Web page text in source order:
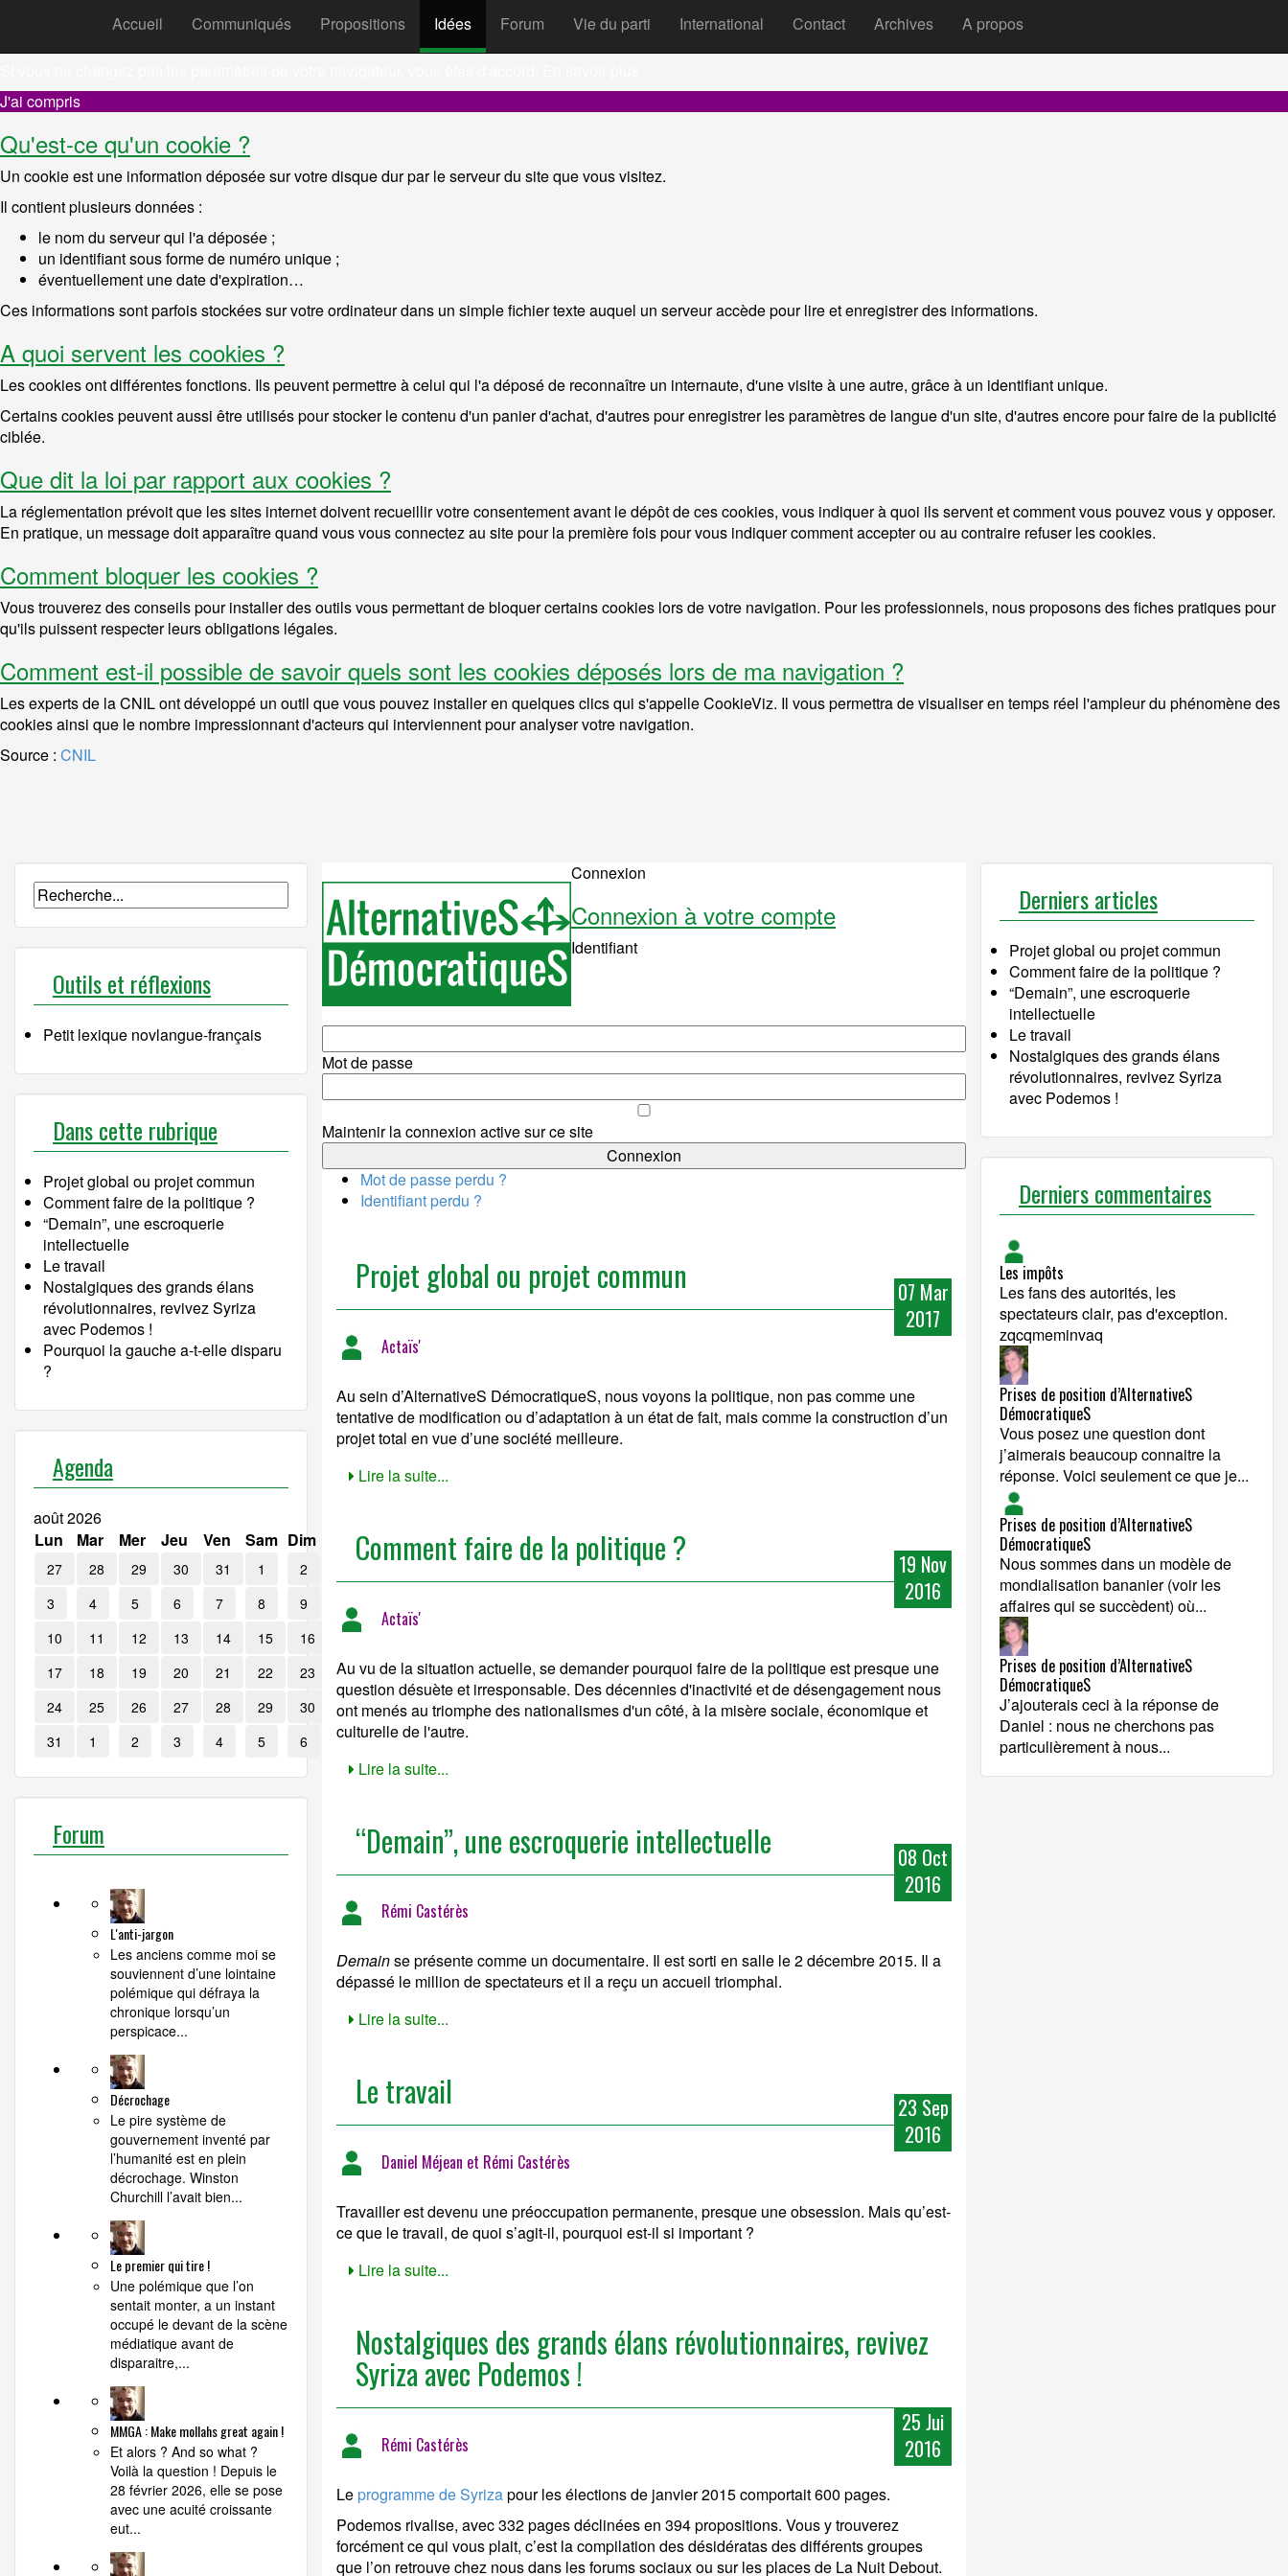
REMARQUE ! Ce site utilise des cookies et autres technologies similaires.
J'ai compris
Qu'est-ce qu'un cookie ?
Un cookie est une information déposée sur votre disque dur par le serveur du site que vous visitez.
Il contient plusieurs données :
le nom du serveur qui l'a déposée ;
un identifiant sous forme de numéro unique ;
éventuellement une date d'expiration…
Ces informations sont parfois stockées sur votre ordinateur dans un simple fichier texte auquel un serveur accède pour lire et enregistrer des informations.
A quoi servent les cookies ?
Les cookies ont différentes fonctions. Ils peuvent permettre à celui qui l'a déposé de reconnaître un internaute, d'une visite à une autre, grâce à un identifiant unique.
Certains cookies peuvent aussi être utilisés pour stocker le contenu d'un panier d'achat, d'autres pour enregistrer les paramètres de langue d'un site, d'autres encore pour faire de la publicité
ciblée.
Que dit la loi par rapport aux cookies ?
La réglementation prévoit que les sites internet doivent recueillir votre consentement avant le dépôt de ces cookies, vous indiquer à quoi ils servent et comment vous pouvez vous y opposer.
En pratique, un message doit apparaître quand vous vous connectez au site pour la première fois pour vous indiquer comment accepter ou au contraire refuser les cookies.
Comment bloquer les cookies ?
Vous trouverez des conseils pour installer des outils vous permettant de bloquer certains cookies lors de votre navigation. Pour les professionnels, nous proposons des fiches pratiques pour
qu'ils puissent respecter leurs obligations légales.
Comment est-il possible de savoir quels sont les cookies déposés lors de ma navigation ?
Les experts de la CNIL ont développé un outil que vous pouvez installer en quelques clics qui s'appelle CookieViz. Il vous permettra de visualiser en temps réel l'ampleur du phénomène des
cookies ainsi que le nombre impressionnant d'acteurs qui interviennent pour analyser votre navigation.
Source : CNIL
Accueil Communiqués Propositions Idées Forum Vie du parti International Contact Archives A propos
Outils et réflexions
Petit lexique novlangue-français
Dans cette rubrique
Projet global ou projet commun
Comment faire de la politique ?
“Demain”, une escroquerie
intellectuelle
Le travail
Nostalgiques des grands élans
révolutionnaires, revivez Syriza
avec Podemos !
Pourquoi la gauche a-t-elle disparu
?
Agenda
août 2026
Lun
Mar Mer Jeu Ven Sam Dim
27 28 29 30 31 1
2
3
4 5 6 7 8
9
10
11 12 13 14 15
16
17
18 19 20 21 22
23
24
25 26 27 28 29
30
31
1 2 3 4 5 6
Forum
L'anti-jargon
Les anciens comme moi se
souviennent d’une lointaine
polémique qui défraya la
chronique lorsqu’un
perspicace...
Décrochage
Le pire système de
gouvernement inventé par
l’humanité est en plein
décrochage. Winston
Churchill l’avait bien...
Le premier qui tire !
Une polémique que l’on
sentait monter, a un instant
occupé le devant de la scène
médiatique avant de
disparaitre,...
MMGA : Make mollahs great again !
Et alors ? And so what ?
Voilà la question ! Depuis le
28 février 2026, elle se pose
avec une acuité croissante
eut...
Connexion
Connexion à votre compte
Identifiant
Mot de passe
Maintenir la connexion active sur ce site
Mot de passe perdu ?
Identifiant perdu ?
Projet global ou projet commun
07 Mar
2017
Actaïs'
Au sein d’AlternativeS DémocratiqueS, nous voyons la politique, non pas comme une
tentative de modification ou d’adaptation à un état de fait, mais comme la construction d’un
projet total en vue d’une société meilleure.
Lire la suite...
Comment faire de la politique ?
19 Nov
2016
Actaïs'
Au vu de la situation actuelle, se demander pourquoi faire de la politique est presque une
question désuète et irresponsable. Des décennies d'inactivité et de désengagement nous
ont menés au triomphe des nationalismes d'un côté, à la misère sociale, économique et
culturelle de l'autre.
Lire la suite...
“Demain”, une escroquerie intellectuelle
08 Oct
2016
Rémi Castérès
Demainse présente comme un documentaire. Il est sorti en salle le 2 décembre 2015. Il a
dépassé le million de spectateurs et il a reçu un accueil triomphal.
Lire la suite...
Le travail
23 Sep
2016
Daniel Méjean et Rémi Castérès
Travailler est devenu une préoccupation permanente, presque une obsession. Mais qu’est-
ce que le travail, de quoi s’agit-il, pourquoi est-il si important ?
Lire la suite...
Nostalgiques des grands élans révolutionnaires, revivez
Syriza avec Podemos !
25 Jui
2016
Rémi Castérès
Le programme de Syrizapour les élections de janvier 2015 comportait 600 pages.
Podemos rivalise, avec 332 pages déclinées en 394 propositions. Vous y trouverez
forcément ce qui vous plait, c’est la compilation des désidératas des différents groupes
que l’on retrouve chez nous dans les forums sociaux ou sur les places de La Nuit Debout.
Derniers articles
Projet global ou projet commun
Comment faire de la politique ?
“Demain”, une escroquerie
intellectuelle
Le travail
Nostalgiques des grands élans
révolutionnaires, revivez Syriza
avec Podemos !
Derniers commentaires
Les impôts
Les fans des autorités, les
spectateurs clair, pas d'exception.
zqcqmeminvaq
Prises de position d’AlternativeS
DémocratiqueS
Vous posez une question dont
j’aimerais beaucoup connaitre la
réponse. Voici seulement ce que je...
Prises de position d’AlternativeS
DémocratiqueS
Nous sommes dans un modèle de
mondialisation bananier (voir les
affaires qui se succèdent) où...
Prises de position d’AlternativeS
DémocratiqueS
J’ajouterais ceci à la réponse de
Daniel : nous ne cherchons pas
particulièrement à nous...